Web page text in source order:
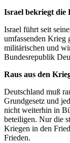
Israel bekriegt die
Israel führt seit
umfassenden Krieg
militärischen und
Bundesrepublik
Raus aus den
Deutschland muß
Grundgesetz und
nicht weiterhin in
beteiligen. Nur die
Kriegen in den
Frieden.